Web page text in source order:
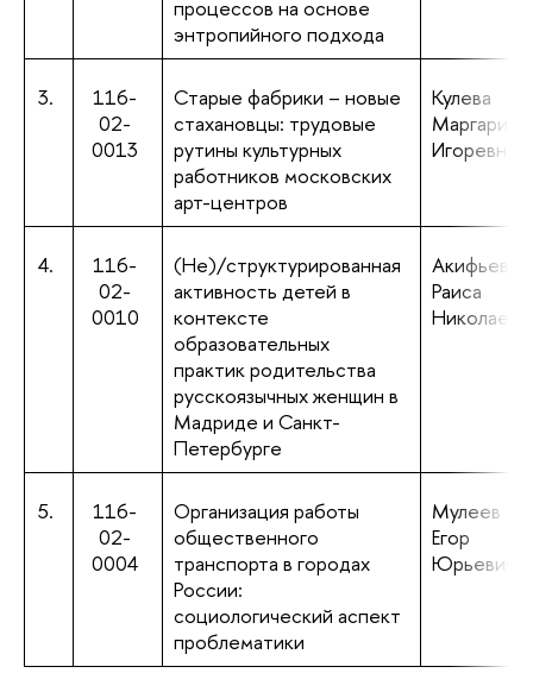
процессов на основе
энтропийного подхода
3.
116-
02-
0013
Старые фабрики – новые
стахановцы: трудовые
рутины культурных
работников московских
арт-центров
Кулева
Маргарита
Игоревна
4.
116-
02-
0010
(Не)/структурированная
активность детей в
контексте
образовательных
практик родительства
русскоязычных женщин в
Мадриде и Санкт-
Петербурге
Акифьева
Раиса
5.
116-
02-
0004
Организация работы
общественного
транспорта в городах
России:
социологический аспект
проблематики
Мулеев
Егор
Юрьевич